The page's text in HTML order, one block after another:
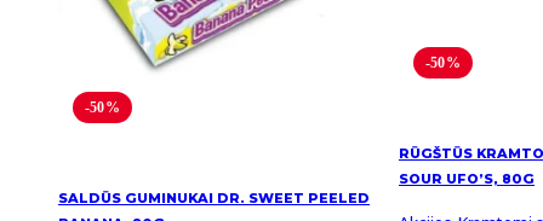
-50%
SALDŪS GUMINUKAI DR. SWEET PEELED
-50%
RŪGŠTŪS
SOUR UFO’S, 80G